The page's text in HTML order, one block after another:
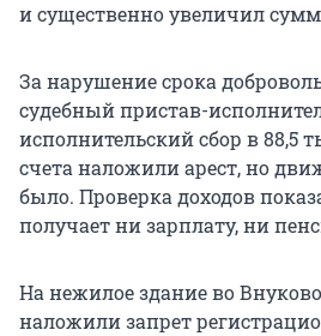
и существенно увеличил
За нарушение срока
судебный пристав-
исполнительский сбор в 88,5
счета наложили арест, но
было. Проверка доходов
получает ни зарплату, ни
На нежилое здание во
наложили запрет